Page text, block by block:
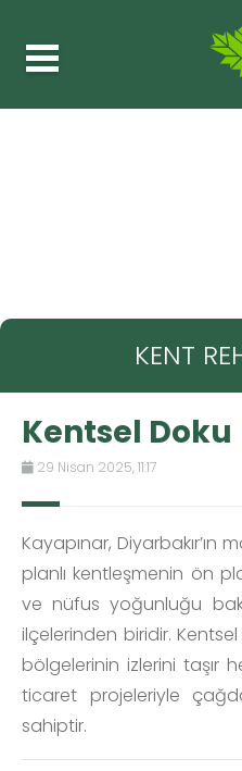
KENT
Kentsel Doku
29 Nisan 2025, 11:17
Kayapınar,
planlı kentleşmenin ön
ve nüfus yoğunluğu
ilçelerinden biridir.
bölgelerinin izlerini taşır
ticaret projeleriyle
sahiptir.